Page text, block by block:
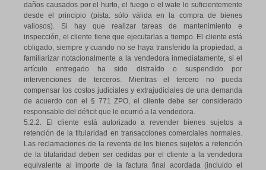
daños causados por el hurto, el fuego o el wate lo suficientemente
desde el principio (pista: sólo válida en la compra de bienes
valiosos). Si hay que realizar tareas de mantenimiento e
inspección, el cliente tiene que ejecutarlas a tiempo. El cliente está
obligado, siempre y cuando no se haya transferido la propiedad, a
familiarizar notacionalmente a la vendedora inmediatamente, si el
artículo entregado ha sido distraído o suspendido por
intervenciones de terceros. Mientras el tercero no pueda
compensar los costos judiciales y extrajudiciales de una demanda
de acuerdo con el § 771 ZPO, el cliente debe ser considerado
responsable del déficit que le ocurrió a la vendedora.
5.2.2. El cliente está autorizado a revender bienes sujetos a
retención de la titularidad en transacciones comerciales normales.
Las reclamaciones de la reventa de los bienes sujetos a retención
de la titularidad deben ser cedidas por el cliente a la vendedora
equivalente al importe de la factura final acordada (incluido el